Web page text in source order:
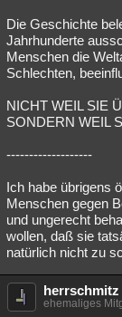
Die Geschichte
Jahrhunderte
Menschen die
Schlechten,
NICHT WEIL SIE
SONDERN WEIL
-------------------
Ich habe übrigens
Menschen gegen
und ungerecht
wollen, daß sie
natürlich nicht zu
herrschmitz
ehemaliges